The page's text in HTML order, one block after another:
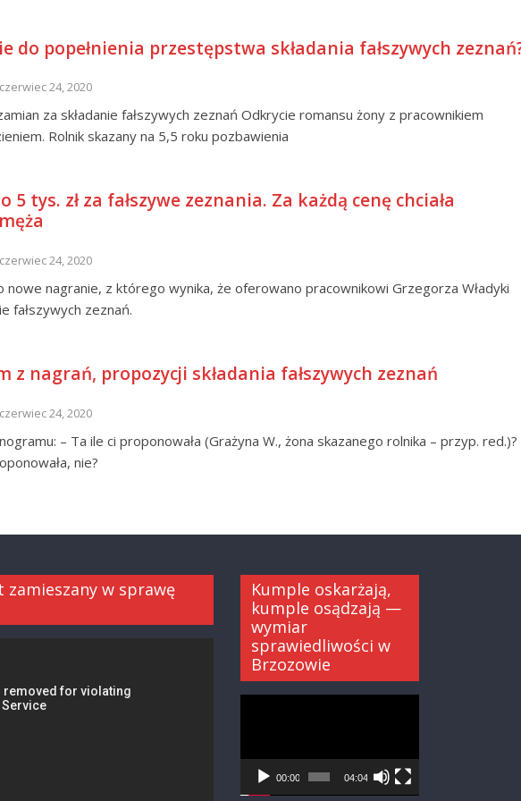
do popełnienia przestępstwa składania fałszywych
24, 2020
za składanie fałszywych zeznań Odkrycie romansu żony z pracownikiem
Rolnik skazany na 5,5 roku pozbawienia
5 tys. zł za fałszywe zeznania. Za każdą cenę chciała
24, 2020
nowe nagranie, z którego wynika, że oferowano pracownikowi Grzegorza Władyki
fałszywych zeznań.
z nagrań, propozycji składania fałszywych zeznań
24, 2020
– Ta ile ci proponowała (Grażyna W., żona skazanego rolnika – przyp. red.)?
nie?
zamieszany w sprawę
Kumple oskarżają,
kumple osądzają —
wymiar
sprawiedliwości w
Brzozowie
00:00 04:04